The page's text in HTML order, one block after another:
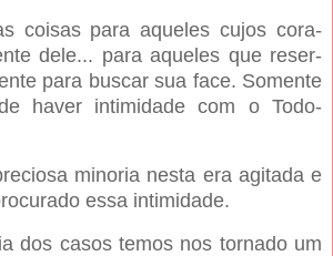
coisas para aqueles cujos cora­
dele... para aqueles que reser­
para buscar sua face. Somente
haver intimidade com o Todo-
minoria nesta era agita­da e
essa intimidade.
dos casos temos nos tornado um